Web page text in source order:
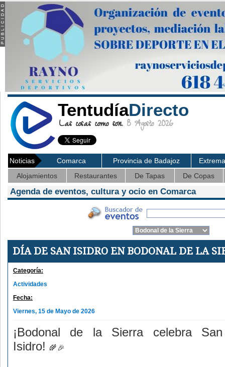
TentudíaDirecto
Las cosas como son. 8 Agosto 2026
Noticias Comarca Provincia de Badajoz
Alojamientos
Restaurantes De Tapas De Copas
Agenda de eventos, cultura y ocio en Comarca
DÍA DE SAN ISIDRO EN BODONAL DE LA
Categoría:
Actividades
Fecha:
Viernes, 15 de Mayo de 2026
¡Bodonal de la Sierra celebra San
Isidro!